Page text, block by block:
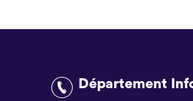
Département